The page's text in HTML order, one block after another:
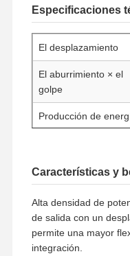
Especificaciones
El desplazamiento
El aburrimiento × el
golpe
Producción de
Velocidad nominal
Peso
Las dimensiones
Características y
Alta densidad de
de salida con un
permite una mayor
integración.